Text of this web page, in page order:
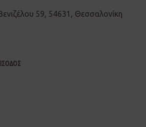
59, 54631, Θεσσαλονίκη